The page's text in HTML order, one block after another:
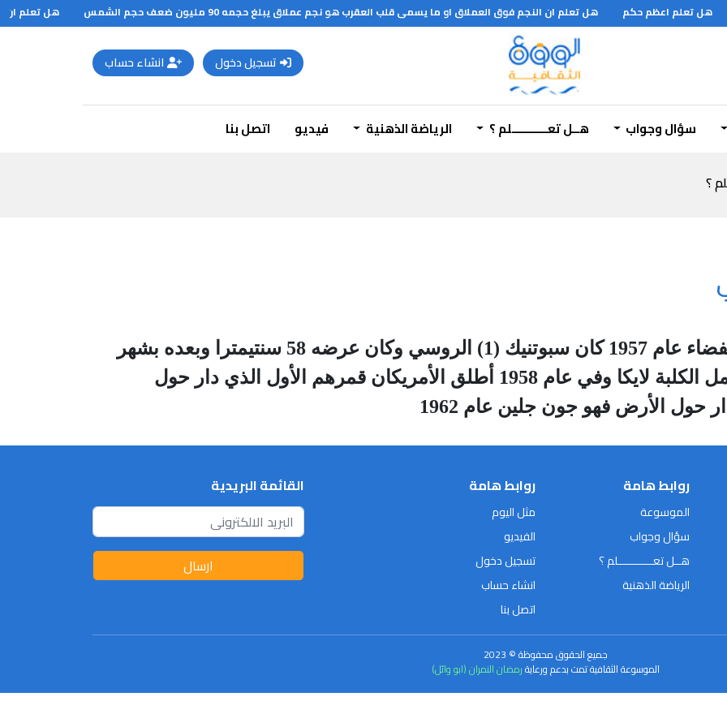
هل تعلم اعظم حكم هل تعلم ان النجم فوق العملاق او ما يسمى قلب العقرب هو نجم عملاق يبلغ حجمه 90 مليون ضعف حجم الشمس
هل تعلم ان ؟
تسجيل دخول انشاء حساب
سؤال وجواب هــل تعـــــــــــلم ؟ الرياضة الذهنية فيديو اتصل بنا
؟
أن أول قمر صناعي انطلق إلى الفضاء عام 1957 كان سبوتنيك (1) الروسي وكان عرضه 58 سنتيمترا وبعده بشهر
واحد أطلقوا سبوتنيك (2) وهو يحمل الكلبة لايكا وفي عام 1958 أطلق الأمريكان قمرهم الأول الذي دار حول
الأرض فهو جون جلين عام 1962
روابط هامة
الموسوعة
سؤال وجواب
هــل تعـــــــــــلم ؟
الرياضة الذهنية
روابط هامة
مثل اليوم
الفيديو
تسجيل دخول
انشاء حساب
اتصل بنا
القائمة البريدية
ارسال
جميع الحقوق محفوظة © 2023
الموسوعة الثقافية تمت بدعم ورعايةرمضان النمران (ابو وائل)